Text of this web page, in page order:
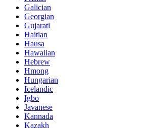
Galician
Georgian
Gujarati
Haitian
Hausa
Hawaiian
Hebrew
Hmong
Hungarian
Icelandic
Igbo
Javanese
Kannada
Kazakh